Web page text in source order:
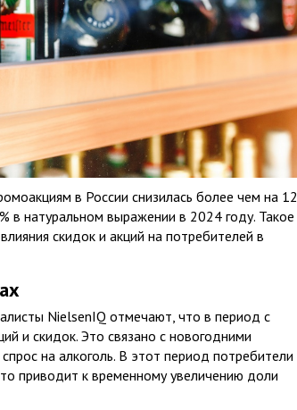
в России снизилась более чем на 12
в натуральном выражении в 2024 году. Такое
скидок и акций на потребителей в
NielsenIQ отмечают, что в период с
и скидок. Это связано с новогодними
на алкоголь. В этот период потребители
приводит к временному увеличению доли